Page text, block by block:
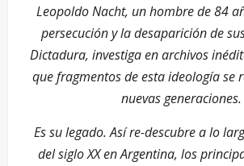
Leopoldo Nacht, un hombre de 84
persecución y la desaparición de
Dictadura, investiga en archivos
que fragmentos de esta ideología se
nuevas generaciones.
Es su legado. Así re-descubre a lo
del siglo XX en Argentina, los